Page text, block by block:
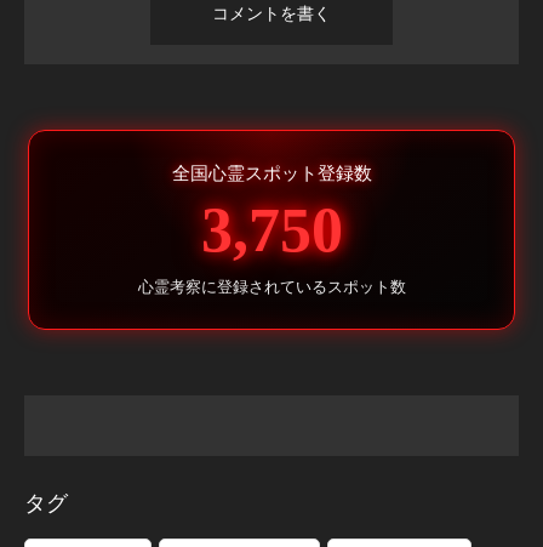
全国心霊スポット登録数
3,750
心霊考察に登録されているスポット数
タグ